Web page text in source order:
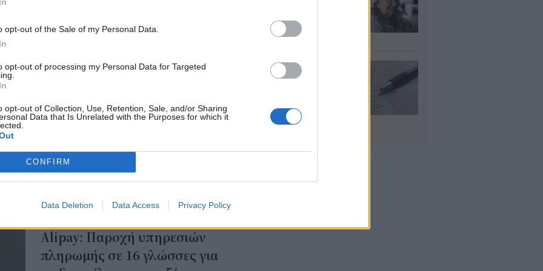
opt-out of the Sale of my Personal Data.
opt-out of processing my Personal Data for Targeted
opt-out of Collection, Use, Retention, Sale, and/or Sharing
Data that Is Unrelated with the Purposes for which it
CONFIRM
Data Deletion Data Access Privacy Policy
ΤΕΧΝΟΛΟΓΙΑ
τεχνητής νοημοσύνης για το
Η κινεζική τεχνολογική εταιρεία Alibaba
για την οποία υποστηρίζει πως υπερτερεί του
περίφημου DeepSeek-V3.
Alipay: Παροχή υπηρεσιών
πληρωμής σε 16 γλώσσες για
Αυγούστου
07 Αυγ 2026
Το «μαθηματικό»
κόλπο για 27
εννέα ρούχα στη
βαλίτσα